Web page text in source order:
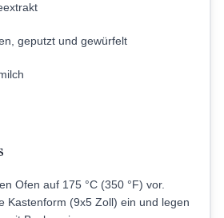
geputzt und gewürfelt
Ofen auf 175 °C (350 °F) vor.
Kastenform (9x5 Zoll) ein und legen